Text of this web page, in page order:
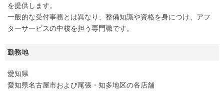
を提供します。
一般的な受付事務とは異なり、整備知識や資格を身につけ、アフ
ターサービスの中核を担う専門職です。
勤務地
愛知県
愛知県名古屋市および尾張・知多地区の各店舗